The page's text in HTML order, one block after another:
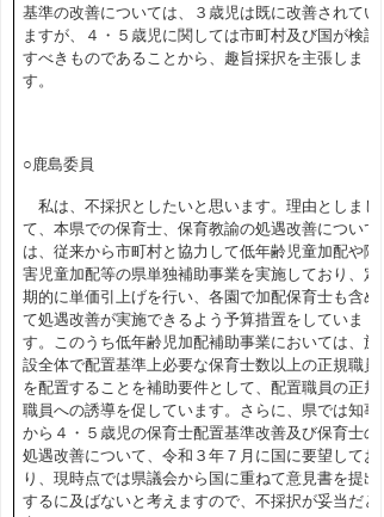
基準の改善については、３歳児は既に改善されてい
ますが、４・５歳児に関しては市町村及び国が検討
すべきものであることから、趣旨採択を主張しま
す。
○鹿島委員
私は、不採択としたいと思います。理由としまし
て、本県での保育士、保育教諭の処遇改善について
は、従来から市町村と協力して低年齢児童加配や障
害児童加配等の県単独補助事業を実施しており、定
期的に単価引上げを行い、各園で加配保育士も含め
て処遇改善が実施できるよう予算措置をしていま
す。このうち低年齢児加配補助事業においては、施
設全体で配置基準上必要な保育士数以上の正規職員
を配置することを補助要件として、配置職員の正規
職員への誘導を促しています。さらに、県では知事
から４・５歳児の保育士配置基準改善及び保育士の
処遇改善について、令和３年７月に国に要望してお
り、現時点では県議会から国に重ねて意見書を提出
するに及ばないと考えますので、不採択が妥当だと